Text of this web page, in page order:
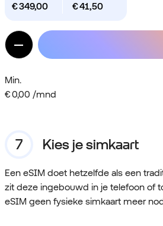
€349,00
€41,50
Min.
€ 0,00 /mnd
Kies je simkaart
Een eSIM doet hetzelfde als een
zit deze ingebouwd in je telefoon of
eSIM geen fysieke simkaart meer